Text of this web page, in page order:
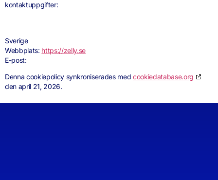
kontaktuppgifter:
Sverige
Webbplats: https://zelly.se
E-post:
Denna cookiepolicy synkroniserades medcookiedatabase.org
den april 21, 2026.